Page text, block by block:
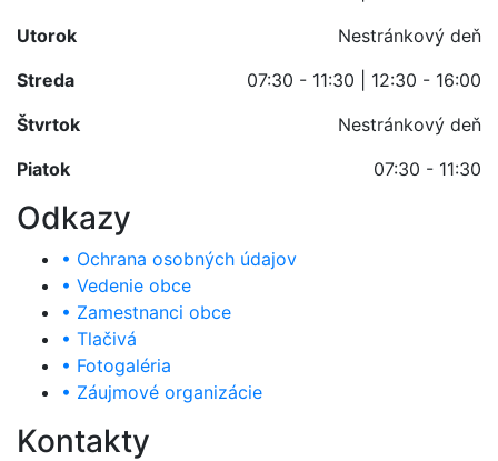
Utorok
Nestránkový deň
Streda
07:30 - 11:30 | 12:30 - 16:00
Štvrtok
Nestránkový deň
Piatok
07:30 - 11:30
Odkazy
• Ochrana osobných údajov
• Vedenie obce
• Zamestnanci obce
• Tlačivá
• Fotogaléria
• Záujmové organizácie
Kontakty